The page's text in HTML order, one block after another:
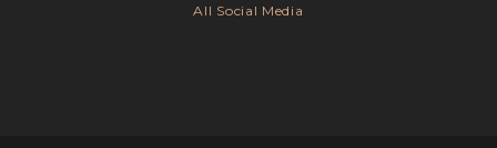
All Social Media